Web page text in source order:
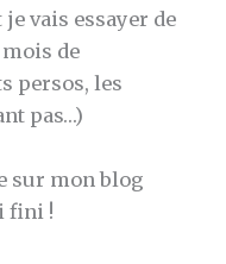
vais essayer de
de
persos, les
pas…)
sur mon blog
fini !